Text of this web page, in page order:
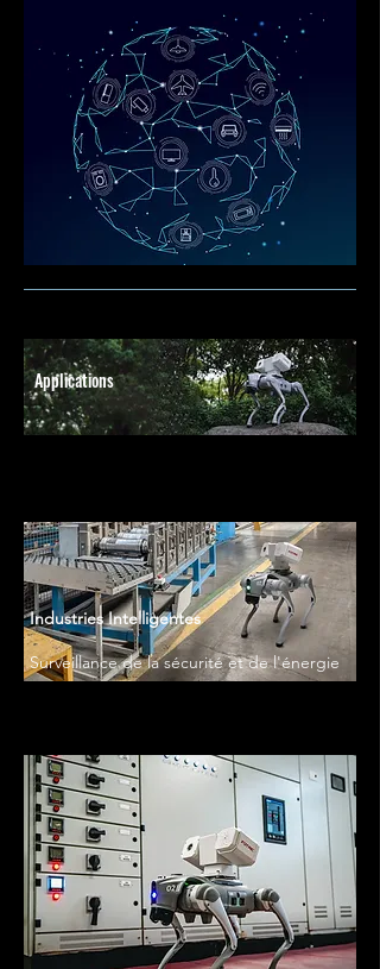
Applications
Industries Intelligentes
Surveillance de la sécurité et de l'énergie